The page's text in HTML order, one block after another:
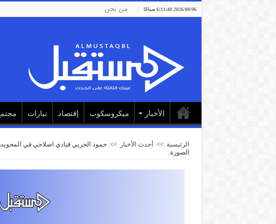
2026/08/06 6:11:48 صباحًا من نحن
الأخبار ميكروسكوب إقتصاد تيارات
الرئيسية >> أحدث الأخبار >> حمود الحربي قيادي اصلاحي في
الصورة